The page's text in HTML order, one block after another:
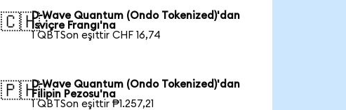
🇨🇭D-Wave Quantum (Ondo Tokenized)'dan
İsviçre Frangı'na
1 QBTSon eşittir CHF 16,74
🇵🇭D-Wave Quantum (Ondo Tokenized)'dan
Filipin Pezosu'na
1 QBTSon eşittir ₱1.257,21